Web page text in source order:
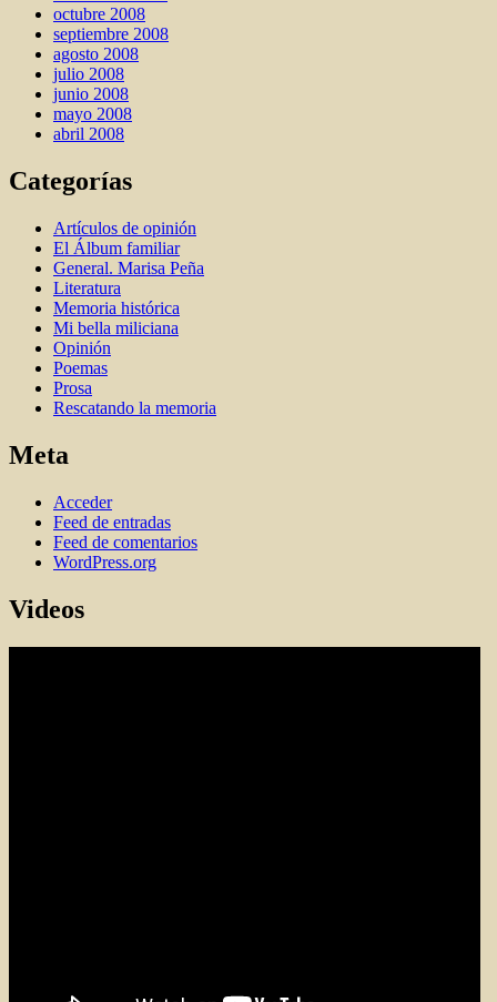
octubre 2008
septiembre 2008
agosto 2008
julio 2008
junio 2008
mayo 2008
abril 2008
Categorías
Artí­culos de opinión
El Álbum familiar
General. Marisa Peña
Literatura
Memoria histórica
Mi bella miliciana
Opinión
Poemas
Prosa
Rescatando la memoria
Meta
Acceder
Feed de entradas
Feed de comentarios
WordPress.org
Videos